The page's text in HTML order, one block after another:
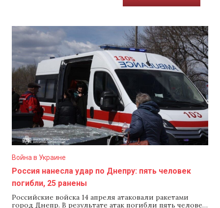
Война в Украине
Россия нанесла удар по Днепру: пять человек
погибли, 25 ранены
Российские войска 14 апреля атаковали ракетами
город Днепр. В результате атак погибли пять человек,